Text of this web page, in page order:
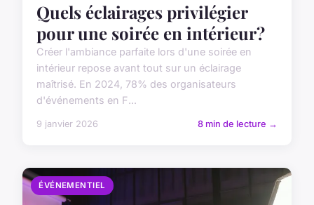
Quels éclairages privilégier
pour une soirée en intérieur?
Créer l'ambiance parfaite lors d'une soirée en
intérieur repose avant tout sur un éclairage
maîtrisé. En 2024, 78% des organisateurs
d'événements en F...
9 janvier 2026 8 min de lecture →
ÉVÉNEMENTIEL